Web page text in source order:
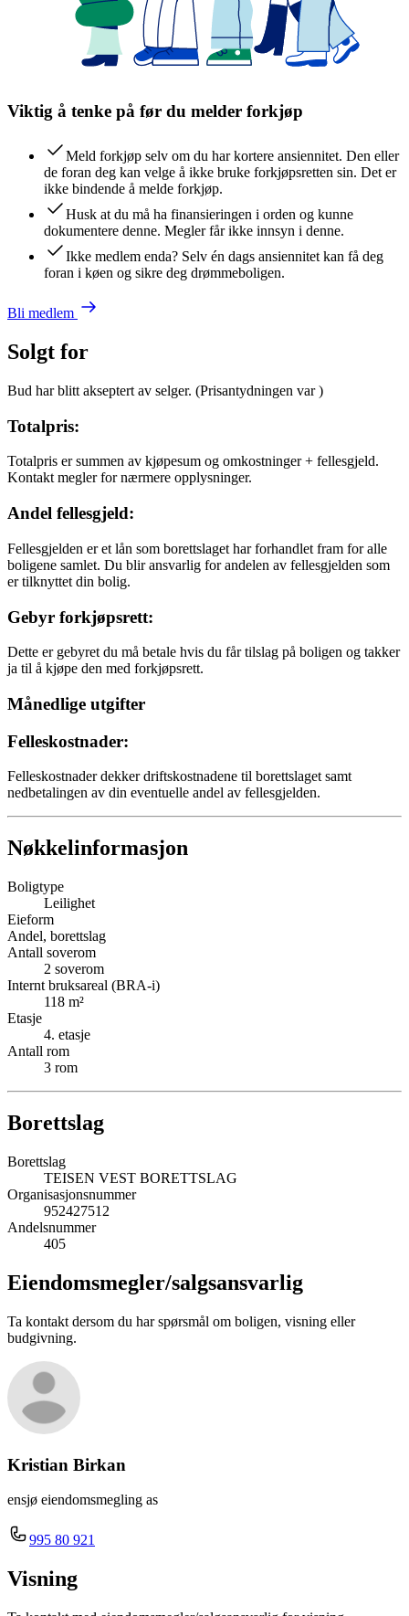
Viktig å tenke på før du melder forkjøp
Meld forkjøp selv om du har kortere ansiennitet. Den eller
de foran deg kan velge å ikke bruke forkjøpsretten sin. Det er
ikke bindende å melde forkjøp.
Husk at du må ha finansieringen i orden og kunne
dokumentere denne. Megler får ikke innsyn i denne.
Ikke medlem enda? Selv én dags ansiennitet kan få deg
foran i køen og sikre deg drømmeboligen.
Bli medlem
Solgt for
Bud har blitt akseptert av selger. (Prisantydningen var)
Totalpris:
Totalpris er summen av kjøpesum og omkostninger + fellesgjeld.
Kontakt megler for nærmere opplysninger.
Andel fellesgjeld:
Fellesgjelden er et lån som borettslaget har forhandlet fram for alle
boligene samlet. Du blir ansvarlig for andelen av fellesgjelden som
er tilknyttet din bolig.
Gebyr forkjøpsrett:
Dette er gebyret du må betale hvis du får tilslag på boligen og takker
ja til å kjøpe den med forkjøpsrett.
Månedlige utgifter
Felleskostnader:
Felleskostnader dekker driftskostnadene til borettslaget samt
nedbetalingen av din eventuelle andel av fellesgjelden.
Nøkkelinformasjon
Boligtype
Leilighet
Eieform
Andel, borettslag
Antall soverom
2 soverom
Internt bruksareal (BRA-i)
118 m²
Etasje
4. etasje
Antall rom
3 rom
Borettslag
Borettslag
TEISEN VEST BORETTSLAG
Organisasjonsnummer
952427512
Andelsnummer
405
Eiendomsmegler/salgsansvarlig
Ta kontakt dersom du har spørsmål om boligen, visning eller
budgivning.
Kristian Birkan
ensjø eiendomsmegling as
995 80 921
Visning